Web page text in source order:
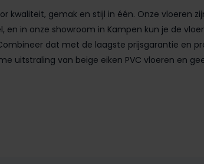
kwaliteit, gemak en stijl in één. Onze
en in onze showroom in Kampen kun je de
dat met de laagste prijsgarantie en
uitstraling van beige eiken PVC vloeren en